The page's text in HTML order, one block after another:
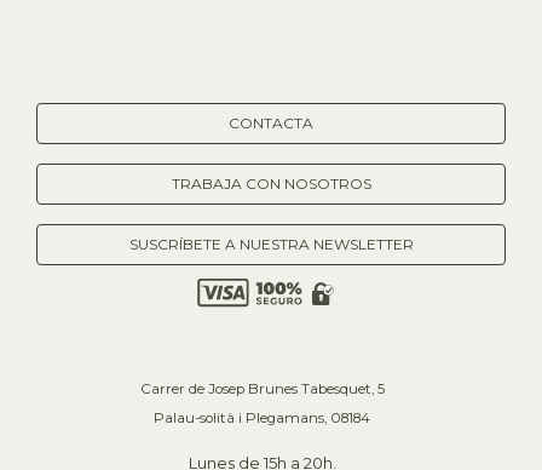
CONTACTA
TRABAJA CON NOSOTROS
SUSCRÍBETE A NUESTRA NEWSLETTER
Carrer de Josep Brunes Tabesquet, 5
Palau-solità i Plegamans, 08184